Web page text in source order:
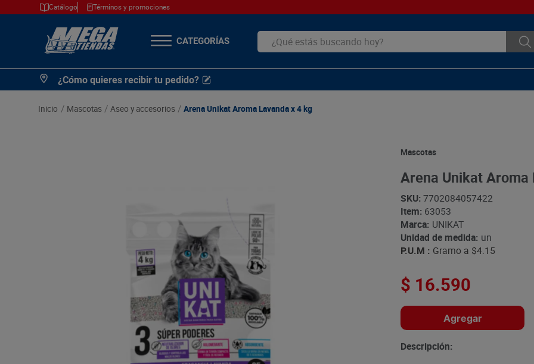
Catálogo Términos y promociones
¿Qué estás buscando hoy?
TÉRMINOS MÁS
BUSCADOS
cerveza
8.
detergente
9.
queso
papa
¿Cómo quieres recibir tu pedido?
mascotas aseo y accesorios Arena Unikat Aroma Lavanda x 4 kg
Mascotas
Arena Unikat Aroma
SKU: 7702084057422
Item: 63053
Marca: UNIKAT
Unidad de medida: un
P.U.M : Gramo a $4.15
$ 16.590
Agregar
Descripción: